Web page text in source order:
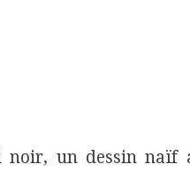
noir, un dessin naïf